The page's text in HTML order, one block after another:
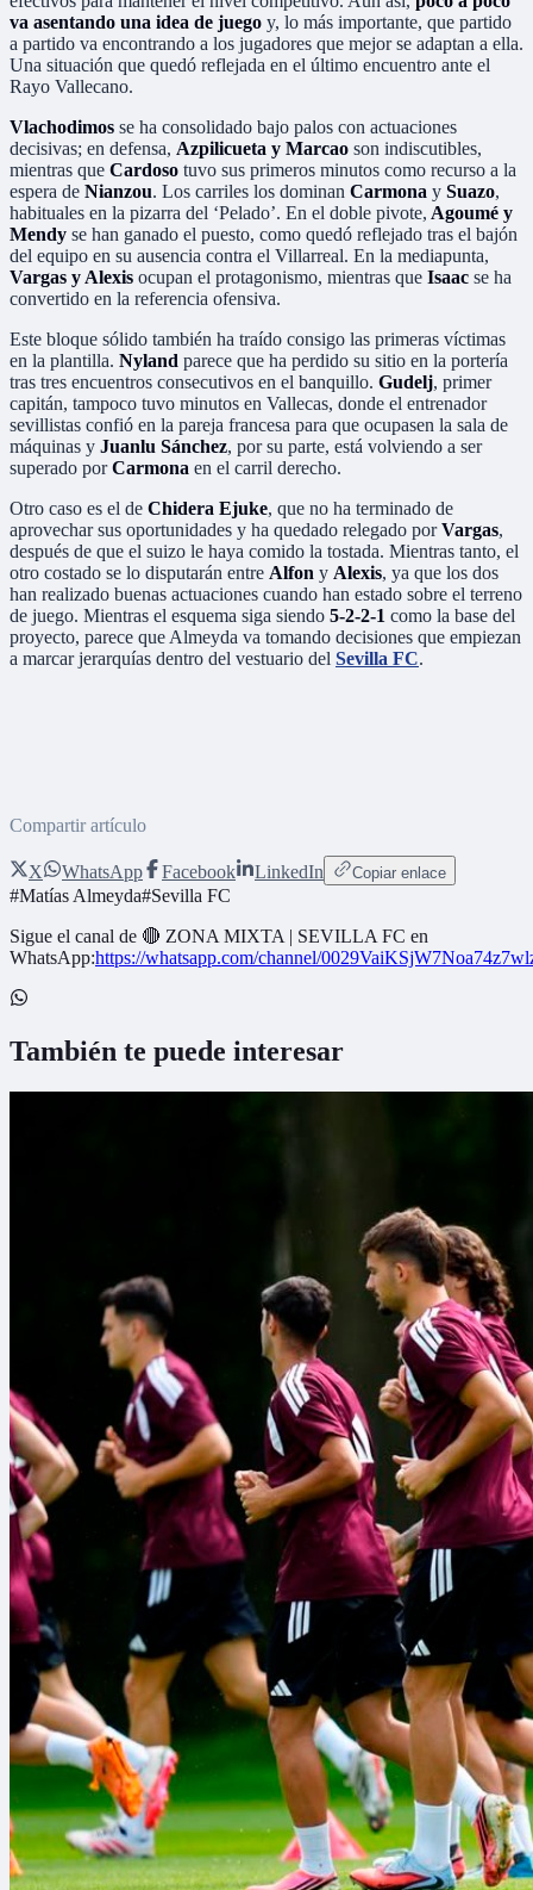
va asentando una idea de juego y, lo más importante, que partido
a partido va encontrando a los jugadores que mejor se adaptan a ella.
Una situación que quedó reflejada en el último encuentro ante el
Rayo Vallecano.
Vlachodimos se ha consolidado bajo palos con actuaciones
decisivas; en defensa, Azpilicueta y Marcao son indiscutibles,
mientras que Cardoso tuvo sus primeros minutos como recurso a la
espera de Nianzou. Los carriles los dominan Carmona y Suazo,
habituales en la pizarra del ‘Pelado’. En el doble pivote, Agoumé y
Mendy se han ganado el puesto, como quedó reflejado tras el bajón
del equipo en su ausencia contra el Villarreal. En la mediapunta,
Vargas y Alexis ocupan el protagonismo, mientras que Isaac se ha
convertido en la referencia ofensiva.
Este bloque sólido también ha traído consigo las primeras víctimas
en la plantilla. Nyland parece que ha perdido su sitio en la portería
tras tres encuentros consecutivos en el banquillo. Gudelj, primer
capitán, tampoco tuvo minutos en Vallecas, donde el entrenador
sevillistas confió en la pareja francesa para que ocupasen la sala de
máquinas y Juanlu Sánchez, por su parte, está volviendo a ser
superado porCarmona en el carril derecho.
Otro caso es el de Chidera Ejuke, que no ha terminado de
aprovechar sus oportunidades y ha quedado relegado porVargas,
después de que el suizo le haya comido la tostada. Mientras tanto, el
otro costado se lo disputarán entre Alfon y Alexis, ya que los dos
han realizado buenas actuaciones cuando han estado sobre el terreno
de juego. Mientras el esquema siga siendo 5-2-2-1 como la base del
proyecto, parece que Almeyda va tomando decisiones que empiezan
a marcar jerarquías dentro del vestuario del Sevilla FC.
Compartir artículo
X WhatsApp Facebook LinkedIn Copiar enlace
#Matías Almeyda#Sevilla FC
Sigue el canal de 🔴 ZONA MIXTA | SEVILLA FC en
WhatsApp:https://whatsapp.com/channel/
También te puede interesar